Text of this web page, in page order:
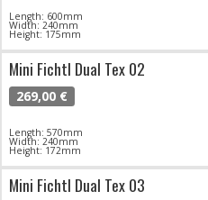
Length: 600mm
Width: 240mm
Height: 175mm
Mini Fichtl Dual Tex 02
269,00 €
Length: 570mm
Width: 240mm
Height: 172mm
Mini Fichtl Dual Tex 03